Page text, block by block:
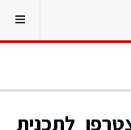
הצטרפו לתכנית